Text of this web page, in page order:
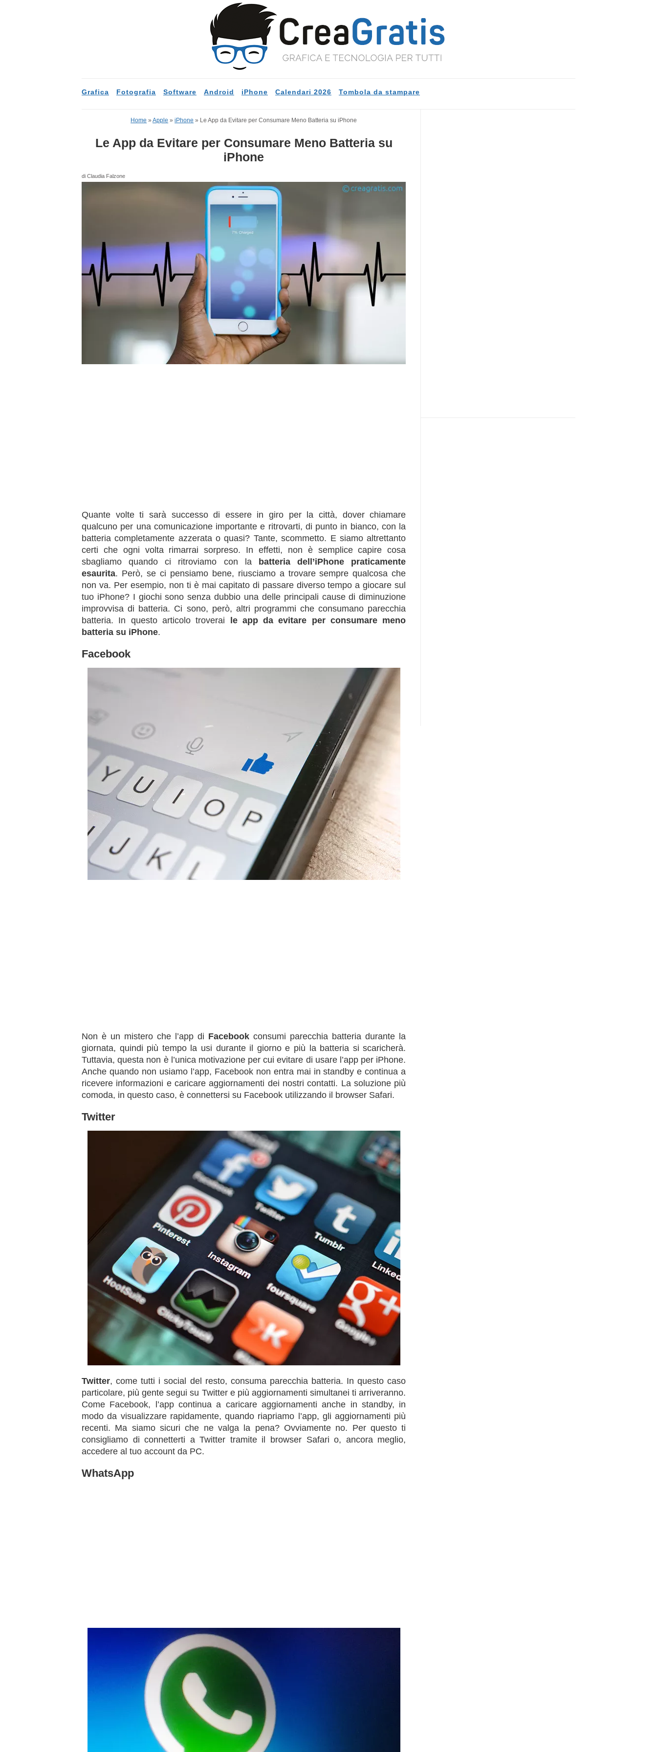
Grafica Fotografia Software Android iPhone Calendari 2026 Tombola da stampare
Home »Apple »iPhone » Le App da Evitare per Consumare Meno Batteria su iPhone
Le App da Evitare per Consumare Meno Batteria su
iPhone
di Claudia Falzone
Quante volte ti sarà successo di essere in giro per la città, dover chiamare
qualcuno per una comunicazione importante e ritrovarti, di punto in bianco, con la
batteria completamente azzerata o quasi? Tante, scommetto. E siamo altrettanto
certi che ogni volta rimarrai sorpreso. In effetti, non è semplice capire cosa
sbagliamo quando ci ritroviamo con la
batteria dell’iPhone praticamente
esaurita. Però, se ci pensiamo bene, riusciamo a trovare sempre qualcosa che
non va. Per esempio, non ti è mai capitato di passare diverso tempo a giocare sul
tuo iPhone? I giochi sono senza dubbio una delle principali cause di diminuzione
improvvisa di batteria. Ci sono, però, altri programmi che consumano parecchia
batteria. In questo articolo troverai
le app da evitare per consumare meno
batteria su iPhone.
Facebook
Non è un mistero che l’app di Facebook consumi parecchia batteria durante la
giornata, quindi più tempo la usi durante il giorno e più la batteria si scaricherà.
Tuttavia, questa non è l’unica motivazione per cui evitare di usare l’app per iPhone.
Anche quando non usiamo l’app, Facebook non entra mai in standby e continua a
ricevere informazioni e caricare aggiornamenti dei nostri contatti. La soluzione più
comoda, in questo caso, è connettersi su Facebook utilizzando il browser Safari.
Twitter
Twitter, come tutti i social del resto, consuma parecchia batteria. In questo caso
particolare, più gente segui su Twitter e più aggiornamenti simultanei ti arriveranno.
Come Facebook, l’app continua a caricare aggiornamenti anche in standby, in
modo da visualizzare rapidamente, quando riapriamo l’app, gli aggiornamenti più
recenti. Ma siamo sicuri che ne valga la pena? Ovviamente no. Per questo ti
consigliamo di connetterti a Twitter tramite il browser Safari o, ancora meglio,
accedere al tuo account da PC.
WhatsApp